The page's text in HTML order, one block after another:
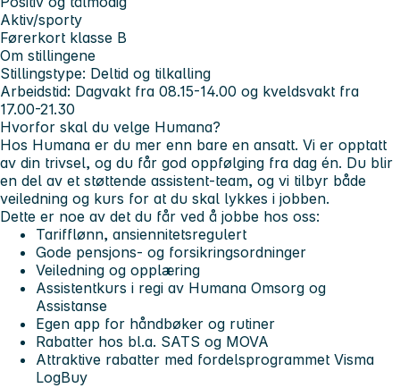
Aktiv/sporty
Førerkort klasse B
Om stillingene
Stillingstype: Deltid og tilkalling
Arbeidstid: Dagvakt fra 08.15-14.00 og kveldsvakt fra
17.00-21.30
Hvorfor skal du velge Humana?
Hos Humana er du mer enn bare en ansatt. Vi er opptatt
av din trivsel, og du får god oppfølging fra dag én. Du blir
en del av et støttende assistent-team, og vi tilbyr både
veiledning og kurs for at du skal lykkes i jobben.
Dette er noe av det du får ved å jobbe hos oss:
Tarifflønn, ansiennitetsregulert
Gode pensjons- og forsikringsordninger
Veiledning og opplæring
Assistentkurs i regi av Humana Omsorg og
Assistanse
Egen app for håndbøker og rutiner
Rabatter hos bl.a. SATS og MOVA
Attraktive rabatter med fordelsprogrammet Visma
LogBuy